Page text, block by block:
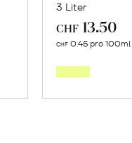
3 Liter
CHF 13.50
CHF 0.45 pro 100ml